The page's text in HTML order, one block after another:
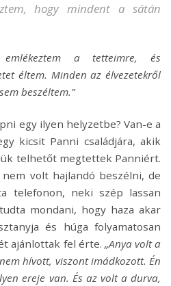
hogy mindent a sátán
a tetteimre, és
éltem. Minden az élvezetekről
beszéltem.”
egy ilyen helyzetbe? Van-e a
kicsit Panni családjára, akik
telhetőt megtettek Panniért.
nem volt hajlandó beszélni, de
telefonon, neki szép lassan
mondani, hogy haza akar
és húga folyamatosan
ajánlottak fel érte. „Anya volt a
hívott, viszont imádkozott. Én
ereje van. És az volt a durva,